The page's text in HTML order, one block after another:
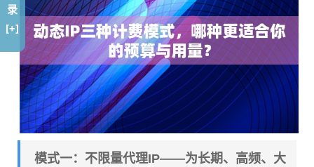
模式一：不限量代理IP——为长期、高频、大
录
[+]